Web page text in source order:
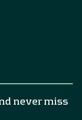
never miss